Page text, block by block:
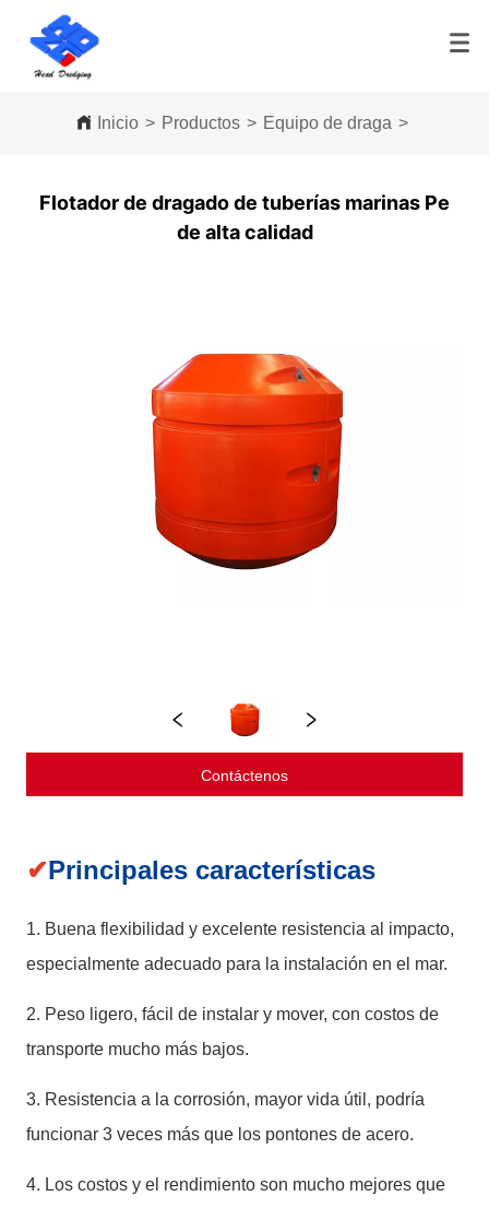
Inicio > Productos > Equipo de draga >
Flotador de dragado de tuberías marinas Pe
de alta calidad
Contáctenos